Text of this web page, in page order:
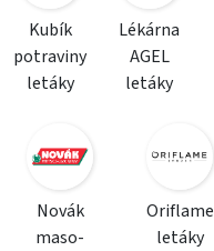
Kubík
potraviny
letáky
Lékárna
AGEL
letáky
Novák
maso-
Oriflame
letáky